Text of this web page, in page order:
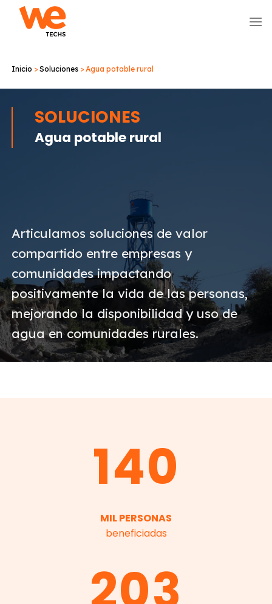
Skip
Inicio > Soluciones > Agua potable rural
SOLUCIONES
Agua potable rural
Articulamos soluciones de valor
compartido entre empresas y
comunidades impactando
positivamente la vida de las personas,
mejorando la disponibilidad y uso de
agua en comunidades rurales.
140
MIL PERSONAS
beneficiadas